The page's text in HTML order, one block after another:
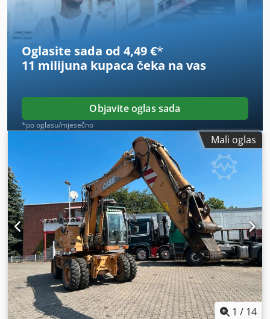
Oglasite sada od 4,49 €*
11 milijuna kupaca čeka na vas
Objavite oglas sada
*po oglasu/mjesečno
Mali oglas
1 / 14